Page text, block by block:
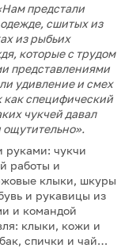
предстали
сшитых из
из рыбьих
которые с трудом
представлениями
удивление и смех
как специфический
чукчей давал
ощутительно».
руками: чукчи
работы и
клыки, шкуры
и рукавицы из
и командой
клыки, кожи и
спички и чай…